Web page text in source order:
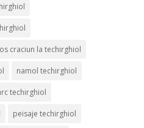
craciun la techirghiol
namol techirghiol
techirghiol
peisaje techirghiol